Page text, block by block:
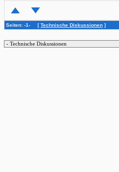
Seiten: -1- [Technische Diskussionen ]